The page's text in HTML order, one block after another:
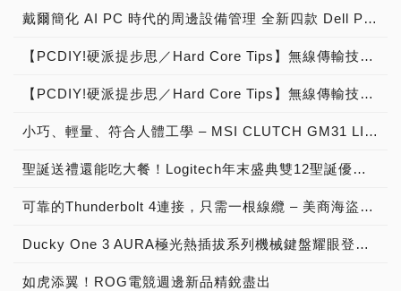
戴爾簡化 AI PC 時代的周邊設備管理 全新四款 Dell Pro 擴充基座搭配強大管理工具助力效能提升
【PCDIY!硬派提步思／Hard Core Tips】無線傳輸技術百百種，Bluetooth藍牙耳機中的AAC、LDAC是什麼？
【PCDIY!硬派提步思／Hard Core Tips】無線傳輸技術百百種，藍牙耳機中常見的aptX是什麼？
小巧、輕量、符合人體工學 – MSI CLUTCH GM31 LIGHTWEIGHT WIRELESS 隆重登場，MSI推出小巧且切合人體工學的 MSI CLUTCH GM31 LIGHTWEIGH系列瞄準東方人及中小手型玩家
聖誕送禮還能吃大餐！Logitech年末盛典雙12聖誕優惠一次看，最完整送禮指南，超過萬元Uber Eats抵用券超狂送，K580鍵盤與MK470鍵鼠組新色上市，陪你過一個粉嫩聖誕節
可靠的Thunderbolt 4連接，只需一根線纜 – 美商海盜船推出TBT200 Thunderbolt 4 Dock
Ducky One 3 AURA極光熱插拔系列機械鍵盤耀眼登台！霧透外觀搭RGB與透明軸體、打造個性化桌搭！
如虎添翼！ROG電競週邊新品精銳盡出